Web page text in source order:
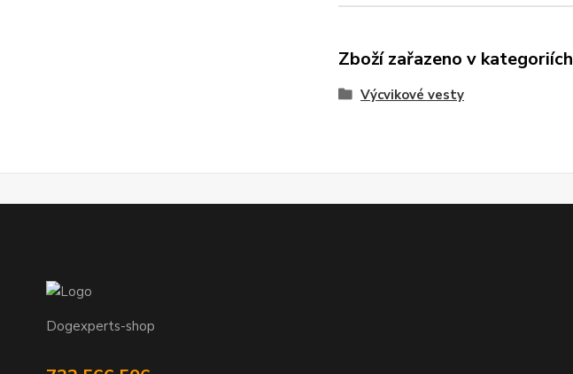
Zboží zařazeno v kategoriích
Výcvikové vesty
Dogexperts-shop